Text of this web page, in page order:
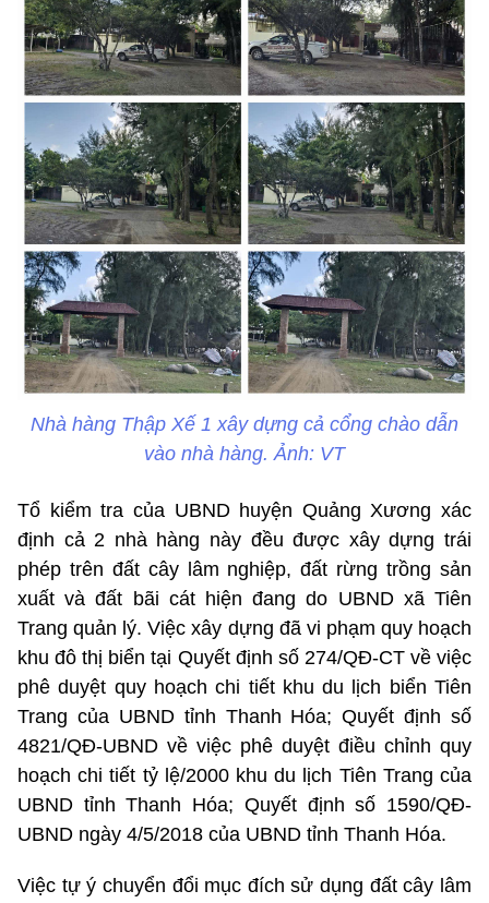
Nhà hàng Thập Xế 1 xây dựng cả cổng chào dẫn
vào nhà hàng. Ảnh: VT
Tổ kiểm tra của UBND huyện Quảng Xương xác
định cả 2 nhà hàng này đều được xây dựng trái
phép trên đất cây lâm nghiệp, đất rừng trồng sản
xuất và đất bãi cát hiện đang do UBND xã Tiên
Trang quản lý. Việc xây dựng đã vi phạm quy hoạch
khu đô thị biển tại Quyết định số 274/QĐ-CT về việc
phê duyệt quy hoạch chi tiết khu du lịch biển Tiên
Trang của UBND tỉnh Thanh Hóa; Quyết định số
4821/QĐ-UBND về việc phê duyệt điều chỉnh quy
hoạch chi tiết tỷ lệ/2000 khu du lịch Tiên Trang của
UBND tỉnh Thanh Hóa; Quyết định số 1590/QĐ-
UBND ngày 4/5/2018 của UBND tỉnh Thanh Hóa.
Việc tự ý chuyển đổi mục đích sử dụng đất cây lâm